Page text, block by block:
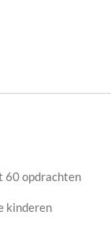
60 opdrachten
kinderen